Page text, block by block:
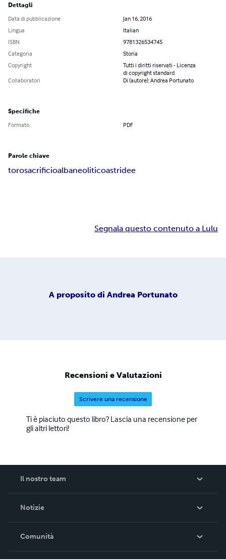
Dettagli
Data di pubblicazione
Jan 16, 2016
Lingua
Italian
ISBN
9781326534745
Categoria
Storia
Copyright
Tutti i diritti riservati - Licenza
di copyright standard
Collaboratori
Di (autore): Andrea Portunato
Specifiche
Formato PDF
Parole chiave
torosacrificioalbaneoliticoastridee
Segnala questo contenuto a Lulu
A proposito di Andrea Portunato
Recensioni e Valutazioni
Scrivere una recensione
Ti è piaciuto questo libro? Lascia una recensione per
gli altri lettori!
Il nostro team
Informazioni su Lulu
Notizie
Nelle notizie
Comunità